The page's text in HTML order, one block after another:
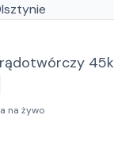
na żywo